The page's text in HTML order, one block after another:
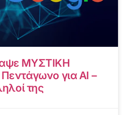
ΜΥΣΤΙΚΗ
για AI –
της